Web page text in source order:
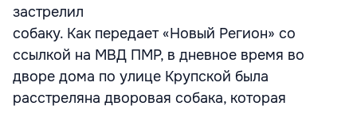
застрелил
собаку. Как передает «Новый Регион» со
ссылкой на МВД ПМР, в дневное время во
дворе дома по улице Крупской была
расстреляна дворовая собака, которая